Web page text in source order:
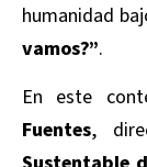
humanidad
vamos?”.
En este
Fuentes,